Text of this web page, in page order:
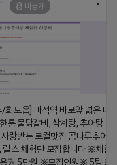
18 17:23
비공개
/화도읍] 마석역 바로앞 넓은 매
룸 물닭갈비, 삼계탕, 추어탕 맛
랑받는 로컬맛집 곰나루추어
릴스 체험단 모집합니다 ※체험
권 5만원 ※모집인원※ 5팀 ※
되는
두 같은
다. ╰➤
화) 저